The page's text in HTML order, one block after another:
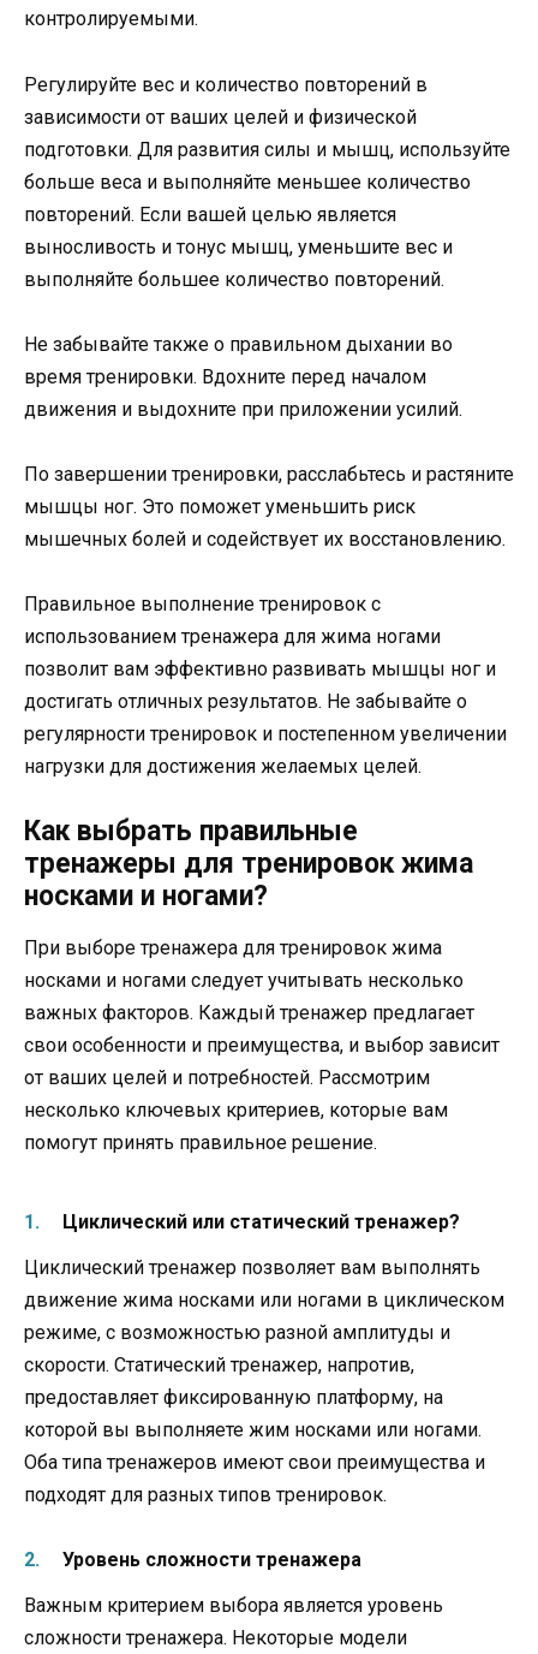
контролируемыми.
Регулируйте вес и количество повторений в
зависимости от ваших целей и физической
подготовки. Для развития силы и мышц, используйте
больше веса и выполняйте меньшее количество
повторений. Если вашей целью является
выносливость и тонус мышц, уменьшите вес и
выполняйте большее количество повторений.
Не забывайте также о правильном дыхании во
время тренировки. Вдохните перед началом
движения и выдохните при приложении усилий.
По завершении тренировки, расслабьтесь и растяните
мышцы ног. Это поможет уменьшить риск
мышечных болей и содействует их восстановлению.
Правильное выполнение тренировок с
использованием тренажера для жима ногами
позволит вам эффективно развивать мышцы ног и
достигать отличных результатов. Не забывайте о
регулярности тренировок и постепенном увеличении
нагрузки для достижения желаемых целей.
Как выбрать правильные
тренажеры для тренировок жима
носками и ногами?
При выборе тренажера для тренировок жима
носками и ногами следует учитывать несколько
важных факторов. Каждый тренажер предлагает
свои особенности и преимущества, и выбор зависит
от ваших целей и потребностей. Рассмотрим
несколько ключевых критериев, которые вам
помогут принять правильное решение.
Циклический или статический тренажер?
Циклический тренажер позволяет вам выполнять
движение жима носками или ногами в циклическом
режиме, с возможностью разной амплитуды и
скорости. Статический тренажер, напротив,
предоставляет фиксированную платформу, на
которой вы выполняете жим носками или ногами.
Оба типа тренажеров имеют свои преимущества и
подходят для разных типов тренировок.
Уровень сложности тренажера
Важным критерием выбора является уровень
сложности тренажера. Некоторые модели